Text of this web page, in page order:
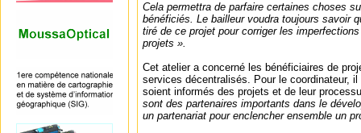
Cela permettra de parfaire certaines choses
bénéficiés. Le bailleur voudra toujours savoir
tiré de ce projet pour corriger les
projets ».
Cet atelier a concerné les bénéficiaires de
services décentralisés. Pour le coordinateur,
soient informés des projets et de leur
sont des partenaires importants dans le
un partenariat pour enclencher ensemble un